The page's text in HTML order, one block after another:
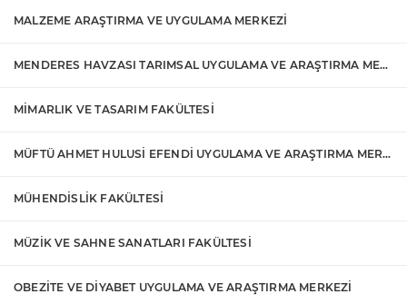
MALZEME ARAŞTIRMA VE UYGULAMA MERKEZİ
MENDERES HAVZASI TARIMSAL UYGULAMA VE ARAŞTIRMA MERKEZİ
MİMARLIK VE TASARIM FAKÜLTESİ
MÜFTÜ AHMET HULUSİ EFENDİ UYGULAMA VE ARAŞTIRMA MERKEZİ
MÜHENDİSLİK FAKÜLTESİ
MÜZİK VE SAHNE SANATLARI FAKÜLTESİ
OBEZİTE VE DİYABET UYGULAMA VE ARAŞTIRMA MERKEZİ